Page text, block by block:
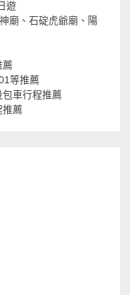
遊
廟、石碇虎爺廟、陽
薦
等推薦
車行程推薦
推薦